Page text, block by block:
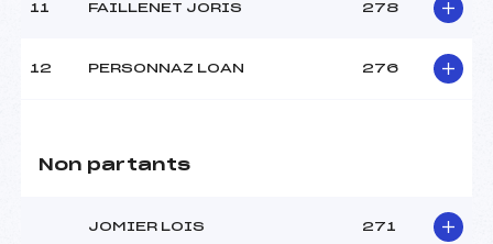
11 FAILLENET JORIS 278
12 PERSONNAZ LOAN 276
Non partants
JOMIER LOIS 271